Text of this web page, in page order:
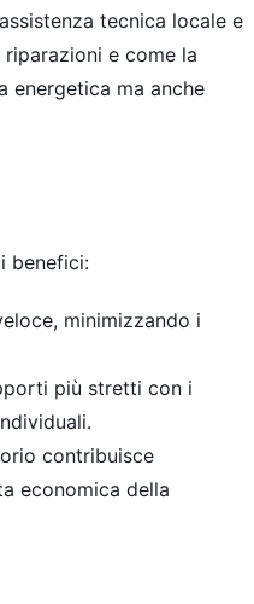
tecnica locale e
e come la
energetica ma anche
benefici:
minimizzando i
più stretti con i
contribuisce
economica della